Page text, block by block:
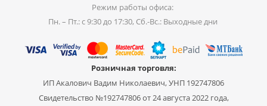
Режим работы офиса:
Пн. – Пт.: с 9:30 до 17:30, Сб.-Вс.: Выходные дни
Розничная торговля:
ИП Акалович Вадим Николаевич, УНП 192747806
Свидетельство №192747806 от 24 августа 2022 года,